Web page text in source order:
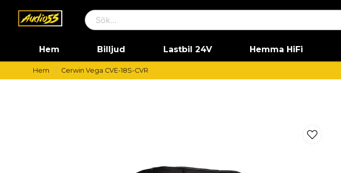
Hem Billjud Lastbil 24V Hemma HiFi
Hem Cerwin Vega CVE-18S-CVR